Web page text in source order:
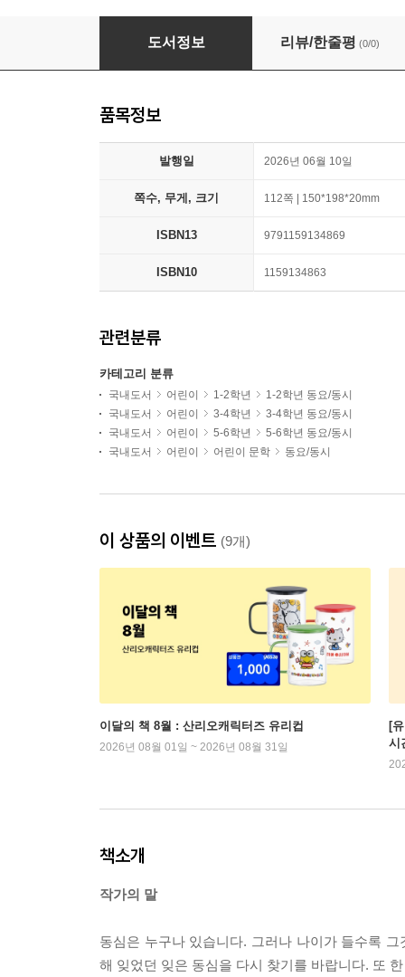
도서정보 리뷰/한줄평 (0/0)
품목정보
발행일 2026년 06월 10일
쪽수, 무게, 크기 112쪽 | 150*198*20mm
ISBN13 9791159134869
ISBN10 1159134863
관련분류
카테고리 분류
국내도서 어린이 1-2학년
1-2학년 동요/동시
국내도서
어린이 3-4학년
3-4학년 동요/동시
국내도서
어린이 5-6학년
5-6학년 동요/동시
국내도서
어린이 어린이 문학 동요/동시
이 상품의 이벤트 (9개)
이달의 책 8월 : 산리오캐릭터즈 유리컵
2026년 08월 01일 ~ 2026년 08월 31일
[
시
책소개
작가의 말
동심은 누구나 있습니다. 그러나 나이가 들수록
해 잊었던 잊은 동심을 다시 찾기를 바랍니다. 또